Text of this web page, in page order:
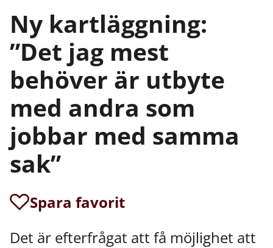
Ny kartläggning:
”Det jag mest
behöver är utbyte
med andra som
jobbar med samma
sak”
Spara favorit
Det är efterfrågat att få möjlighet att